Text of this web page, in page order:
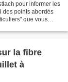
pour informer les
des points abordés
que vous
la fibre
à